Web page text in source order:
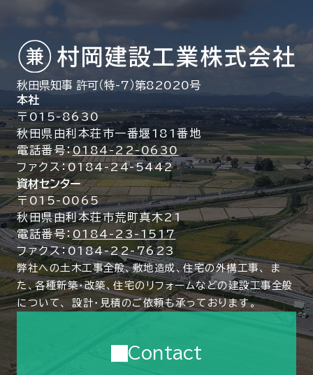
秋田県知事 許可（特-7）第82020号
本社
〒015-8630
秋田県由利本荘市一番堰181番地
電話番号：0184-22-0630
ファクス：0184-24-5442
資材センター
〒015-0065
秋田県由利本荘市荒町真木21
電話番号： 0184-23-1517
ファクス：0184-22-7623
弊社への土木工事全般、敷地造成、住宅の外構工事、 ま
た、各種新築・改築、住宅のリフォームなどの建設工事全般
について、
設計・見積のご依頼も承っております。
Contact